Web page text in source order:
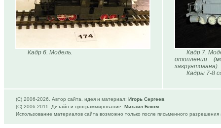
Кадр 6. Модель.
Кадр 7.
отоплении
загрунтована).
Кадры 7-8
(C) 2006-2026. Автор сайта, идея и материал: Игорь Сергеев
(C) 2006-2011. Дизайн и программирование: Михаил Блюм
Использование материалов сайта возможно только после письменного разрешения